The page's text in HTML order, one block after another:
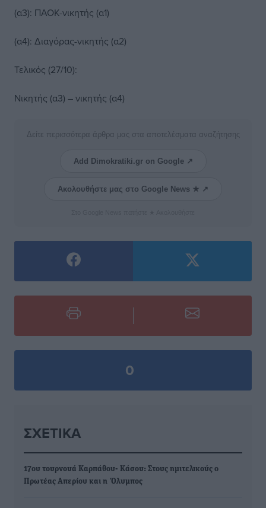
(α3): ΠΑΟΚ-νικητής (α1)
(α4): Διαγόρας-νικητής (α2)
Τελικός (27/10):
Νικητής (α3) – νικητής (α4)
Δείτε περισσότερα άρθρα μας στα αποτελέσματα αναζήτησης
Add Dimokratiki.gr on Google ↗
Ακολουθήστε μας στο Google News ★ ↗
0
ΣΧΕΤΙΚΆ
17ου τουρνουά Καρπάθου- Κάσου: Στους ημιτελικούς ο
Πρωτέας Απερίου και η Όλυμπος